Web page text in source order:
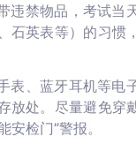
禁物品，考试当
石英表等）的习惯
、蓝牙耳机等电
放处。尽量避免穿
检门”警报。